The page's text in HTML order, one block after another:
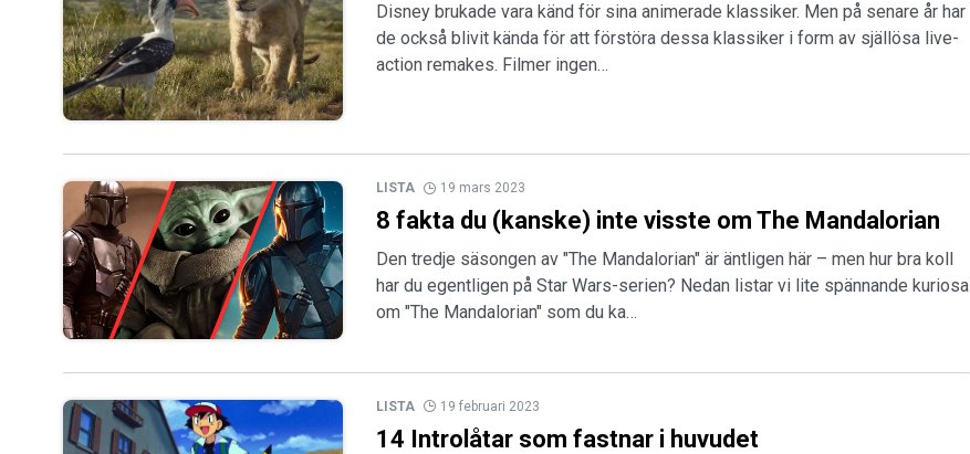
Disney brukade vara känd för sina animerade klassiker. Men på senare år har
de också blivit kända för att förstöra dessa klassiker i form av själlösa live-
action remakes. Filmer ingen…
LISTA 19 mars 2023
8 fakta du (kanske) inte visste om The Mandalorian
Den tredje säsongen av "The Mandalorian" är äntligen här – men hur bra koll
har du egentligen på Star Wars-serien? Nedan listar vi lite spännande kuriosa
om "The Mandalorian" som du ka…
LISTA 19 februari 2023
14 Introlåtar som fastnar i huvudet